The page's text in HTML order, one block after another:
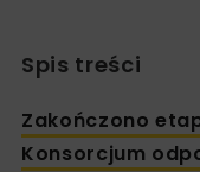
Spis treści
Zakończono
Konsorcjum